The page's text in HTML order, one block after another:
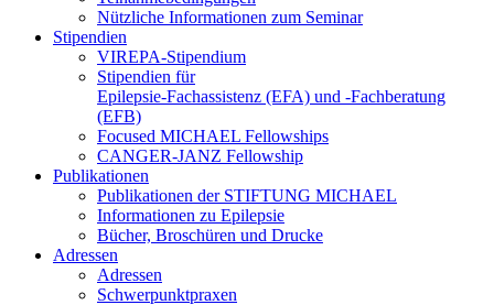
Nützliche Informationen zum Seminar
Stipendien
VIREPA-Stipendium
Stipendien für
Epilepsie-Fachassistenz (EFA) und -Fachberatung
(EFB)
Focused MICHAEL Fellowships
CANGER-JANZ Fellowship
Publikationen
Publikationen der STIFTUNG MICHAEL
Informationen zu Epilepsie
Bücher, Broschüren und Drucke
Adressen
Adressen
Schwerpunktpraxen